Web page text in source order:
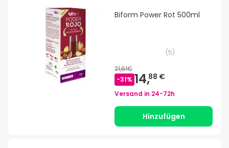
Biform Power Rot 500ml
(5)
21,61€
-31% 14,88 €
Versand in 24-72h
Hinzufügen